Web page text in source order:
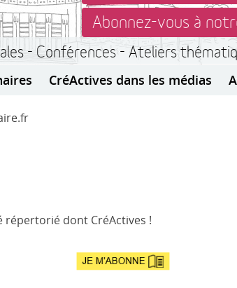
Abonnez-vous à
- Conférences - Ateliers
CréActives dans les médias
répertorié dont CréActives !